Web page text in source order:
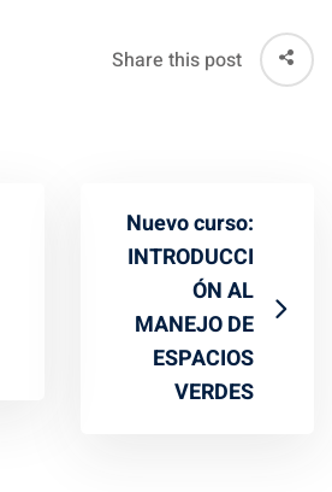
Share this post
Nuevo curso:
INTRODUCCI
ÓN AL
MANEJO DE
ESPACIOS
VERDES